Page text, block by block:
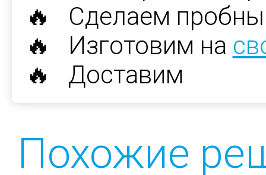
🔥 Сделаем
🔥 Изготовим на
🔥 Доставим
Похожие